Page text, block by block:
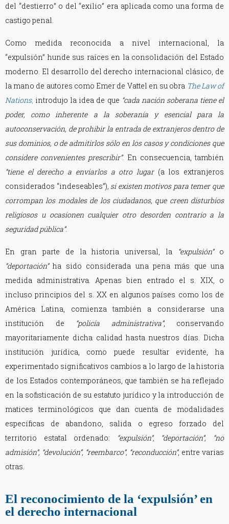
del “destierro” o del “exilio” era aplicada como una forma de
castigo penal.
Como medida reconocida a nivel internacional, la
“expulsión” hunde sus raíces en la consolidación del Estado
moderno. El desarrollo del derecho internacional clásico, de
la mano de autores como Emer de Vattel en su obra The Law of
Nations, introdujo la idea de que “cada nación soberana tiene el
poder, como inherente a la soberanía y esencial para la
autoconservación, de prohibir la entrada de extranjeros dentro de
sus dominios, o de admitirlos sólo en los casos y condiciones que
considere convenientes prescribir”. En consecuencia, también
“tiene el derecho a enviarlos a otro lugar (a los extranjeros
considerados “indeseables”), si existen motivos para temer que
corrompan los modales de los ciudadanos, que creen disturbios
religiosos u ocasionen cualquier otro desorden contrario a la
seguridad pública”.
En gran parte de la historia universal, la “expulsión”o
“deportación”ha sido considerada una pena más que una
medida administrativa. Apenas bien entrado el s. XIX, o
incluso principios del s. XX en algunos países como los de
América Latina, comienza también a considerarse una
institución de
“policía administrativa”, conservando
mayoritariamente dicha calidad hasta nuestros días. Dicha
institución jurídica, como puede resultar evidente, ha
experimentado significativos cambios a lo largo de la historia
de los Estados contemporáneos, que también se ha reflejado
en la sofisticación de su estatuto jurídico y la introducción de
matices terminológicos que dan cuenta de modalidades
específicas de abandono, salida o egreso forzado del
territorio estatal ordenado:
“expulsión”, “deportación”, “no
admisión”, “devolución”, “reembarco”, “reconducción”, entre varias
otras.
El reconocimiento de la ‘expulsión’ en
el derecho internacional